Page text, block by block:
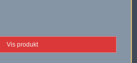
Vis produkt